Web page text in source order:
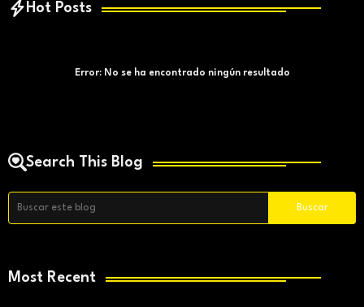
Hot Posts
Error:No se ha encontrado ningún resultado
Search This Blog
Most Recent